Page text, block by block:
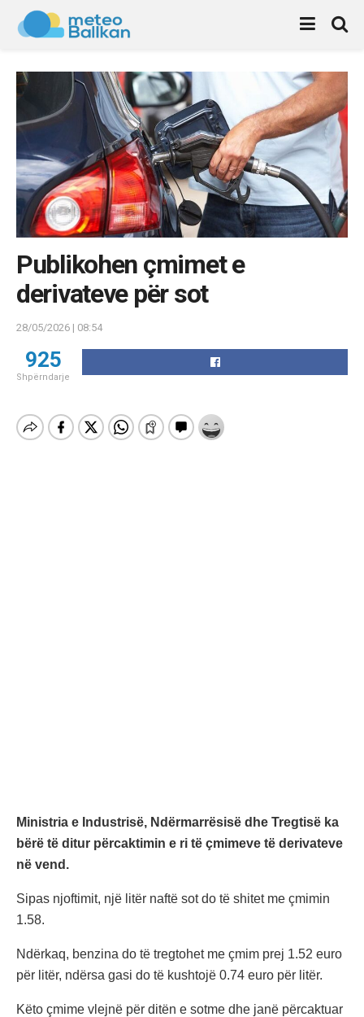
Publikohen çmimet e
derivateve për sot
28/05/2026 | 08:54
925
Shpërndarje
Ministria e Industrisë, Ndërmarrësisë dhe Tregtisë ka
bërë të ditur përcaktimin e ri të çmimeve të derivateve
në vend.
Sipas njoftimit, një litër naftë sot do të shitet me çmimin
1.58.
Ndërkaq, benzina do të tregtohet me çmim prej 1.52 euro
për litër, ndërsa gasi do të kushtojë 0.74 euro për litër.
Këto çmime vlejnë për ditën e sotme dhe janë përcaktuar